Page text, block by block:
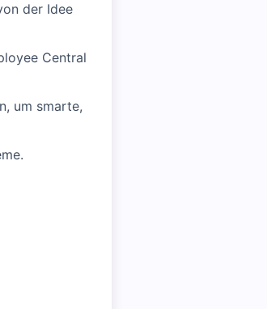
der Idee
Central
um smarte,